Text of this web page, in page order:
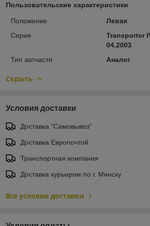
Пользовательские характеристики
Положение
Левая
Серия
Transporter
04.2003
Тип запчасти
Аналог
Скрыть
Условия доставки
Доставка "Самовывоз"
Доставка Европочтой
Транспортная компания
Доставка курьером по г. Минску
Все условия доставки